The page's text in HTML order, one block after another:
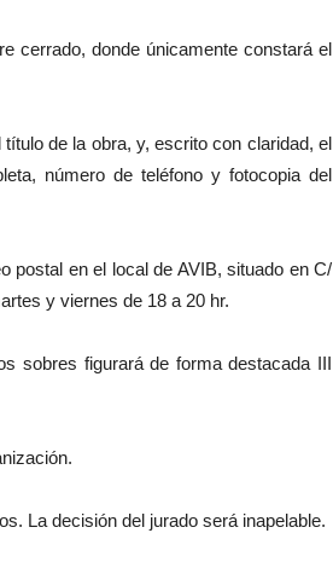
cerrado, donde únicamente constará el
de la obra, y, escrito con claridad, el
número de teléfono y fotocopia del
postal en el local de AVIB, situado en C/
y viernes de 18 a 20 hr.
sobres figurará de forma destacada III
La decisión del jurado será inapelable.